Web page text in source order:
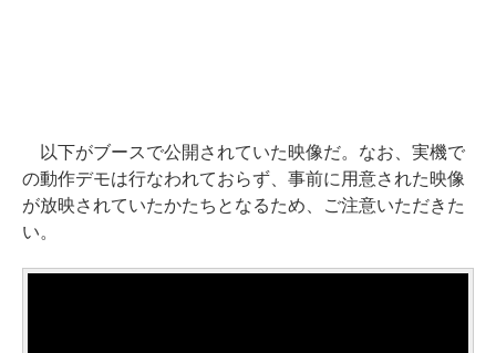
以下がブースで公開されていた映像だ。なお、実機で
の動作デモは行なわれておらず、事前に用意された映像
が放映されていたかたちとなるため、ご注意いただきた
い。